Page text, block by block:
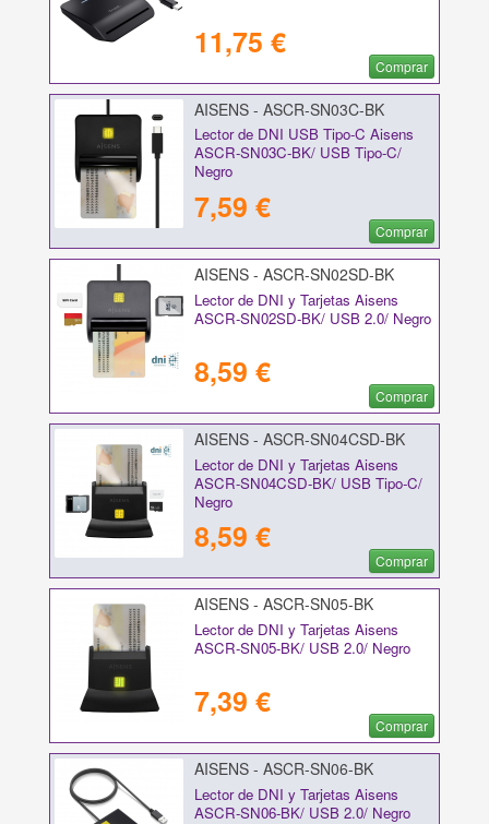
11,75 €
Comprar
AISENS - ASCR-SN03C-BK
Lector de DNI USB Tipo-C Aisens
ASCR-SN03C-BK/ USB Tipo-C/
Negro
7,59 €
Comprar
AISENS - ASCR-SN02SD-BK
Lector de DNI y Tarjetas Aisens
ASCR-SN02SD-BK/ USB 2.0/ Negro
8,59 €
Comprar
AISENS - ASCR-SN04CSD-BK
Lector de DNI y Tarjetas Aisens
ASCR-SN04CSD-BK/ USB Tipo-C/
Negro
8,59 €
Comprar
AISENS - ASCR-SN05-BK
Lector de DNI y Tarjetas Aisens
ASCR-SN05-BK/ USB 2.0/ Negro
7,39 €
Comprar
AISENS - ASCR-SN06-BK
Lector de DNI y Tarjetas Aisens
ASCR-SN06-BK/ USB 2.0/ Negro